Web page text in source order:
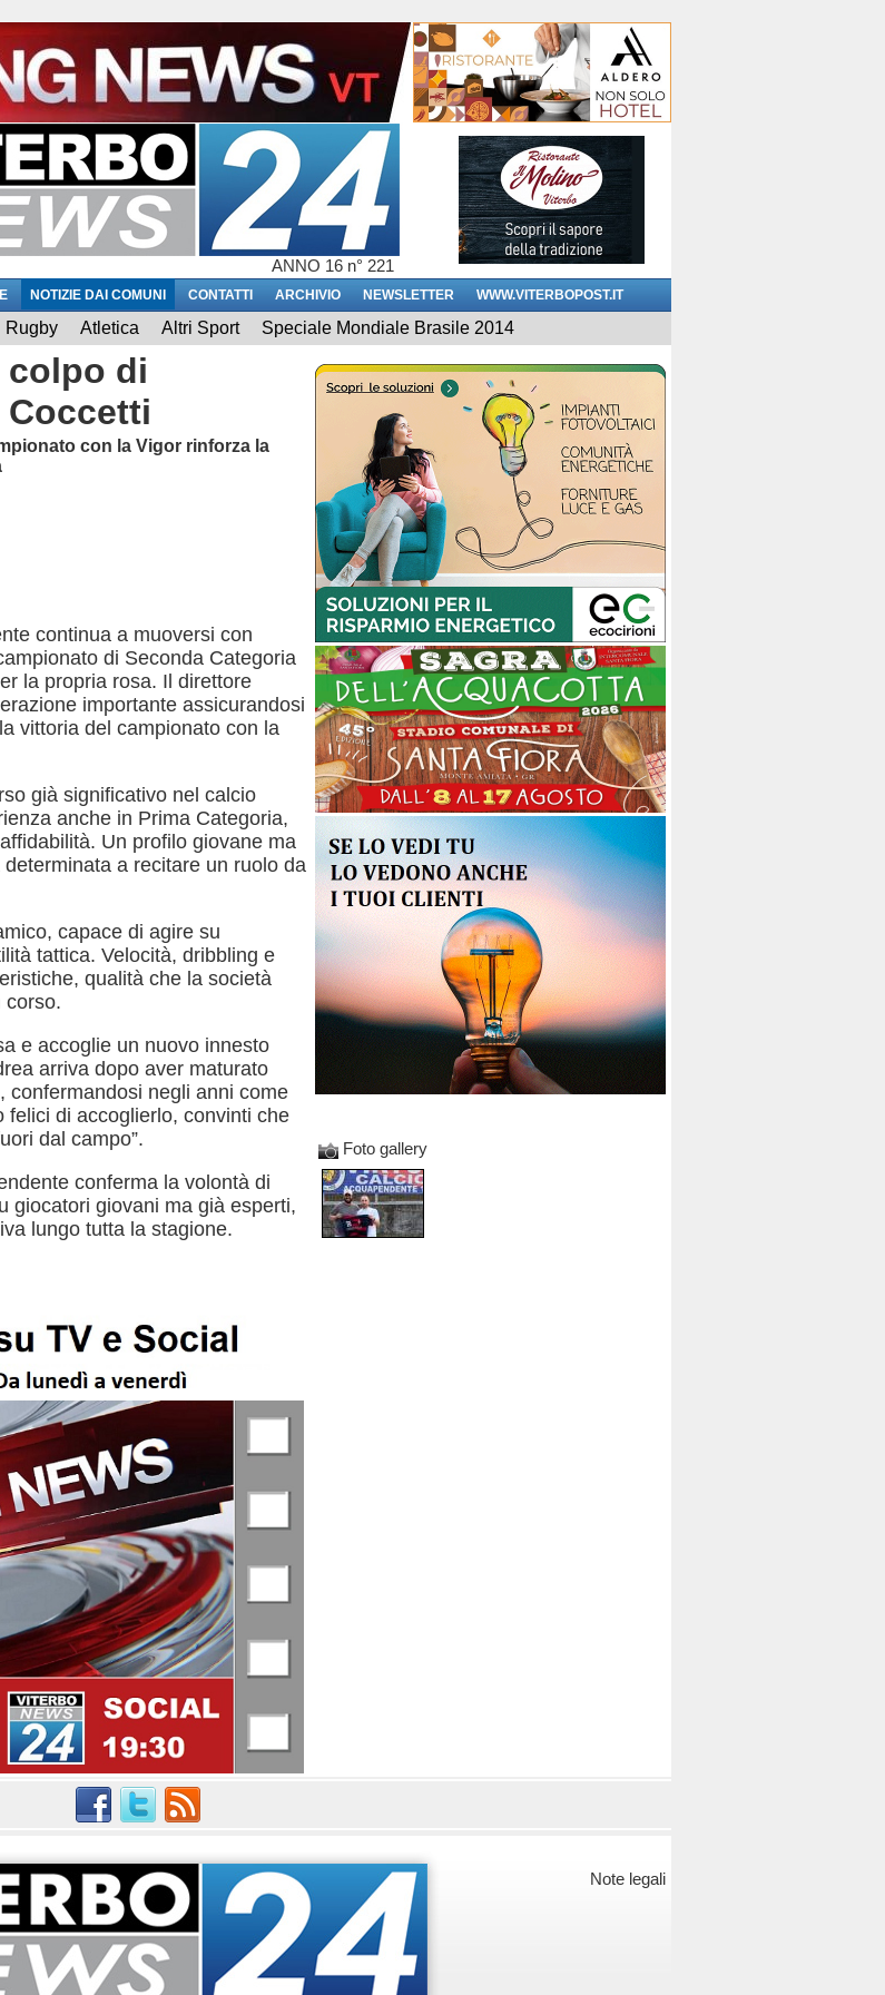
ANNO 16 n° 221
NOTIZIE DAI COMUNI CONTATTI ARCHIVIO NEWSLETTER WWW.VITERBOPOST.IT
Rugby Atletica Altri Sport Speciale Mondiale Brasile 2014
colpo di
Coccetti
con la Vigor rinforza la
continua a muoversi con
di Seconda Categoria
la propria rosa. Il direttore
importante assicurandosi
vittoria del campionato con la
già significativo nel calcio
anche in Prima Categoria,
Un profilo giovane ma
a recitare un ruolo da
capace di agire su
tattica. Velocità, dribbling e
qualità che la società
corso.
e accoglie un nuovo innesto
arriva dopo aver maturato
confermandosi negli anni come
felici di accoglierlo, convinti che
dal campo”.
conferma la volontà di
giocatori giovani ma già esperti,
lungo tutta la stagione.
Foto gallery
Note legali